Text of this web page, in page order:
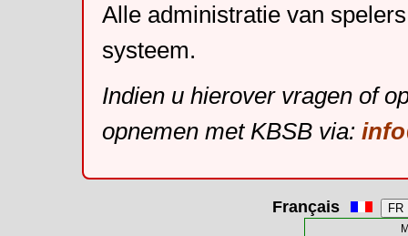
Alle administratie van
systeem.
Indien u hierover vragen of
opnemen met KBSB via:
Français